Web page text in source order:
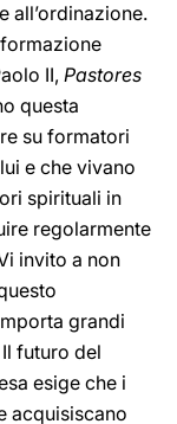
all’ordinazione.
II, Pastores
questa
su formatori
e che vivano
spirituali in
regolarmente
invito a non
grandi
futuro del
esige che i
acquisiscano